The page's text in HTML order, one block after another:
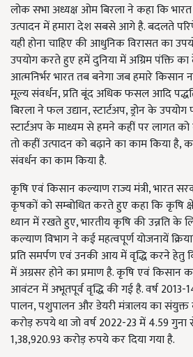
लोक सभा अध्यक्ष ओम बिरला ने कहा कि
उत्पादन में हमारा देश सबसे आगे है. बदलते
यही होना चाहिए की आधुनिक विरासत का
उपयोग करते हुए हमें दुनिया में अग्रिम पंक्ति
आत्मनिर्भर भारत तब बनेगा जब हमारे किसान
मूल्य संवर्धन, प्रति बूंद अधिक फसल आदि
बिरला ने फल उद्यान, स्टार्टअप, ड्रोन के उपयोग
स्टार्टअप के माध्यम से हमने कहीं पर लागत
तो कहीं उत्पादन को बढ़ाने का काम किया है,
संवर्धन का काम किया है.
कृषि एवं किसान कल्याण राज्य मंत्री, भारत
कृषकों को सम्बोधित करते हुए कहा कि कृषि
ध्यान में रखते हुए, भारतीय कृषि की उन्नति के
कल्याण विभाग ने कई महत्वपूर्ण योजनायें
प्रति समर्पण एवं उनकी आय में वृद्धि करने हेतु
में अग्रसर होने का प्रमाण है. कृषि एवं किसान
आवंटन में अभूतपूर्व वृद्धि की गई है. वर्ष
पालन, पशुपालन और डेयरी मंत्रालय का
करोड़ रुपये था जो वर्ष 2022-23 में 4.59
1,38,920.93 करोड़ रुपये कर दिया गया है.